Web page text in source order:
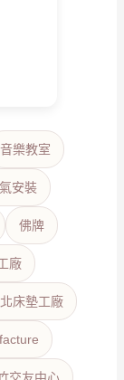
音樂教室
安裝
佛牌
廠
床墊工廠